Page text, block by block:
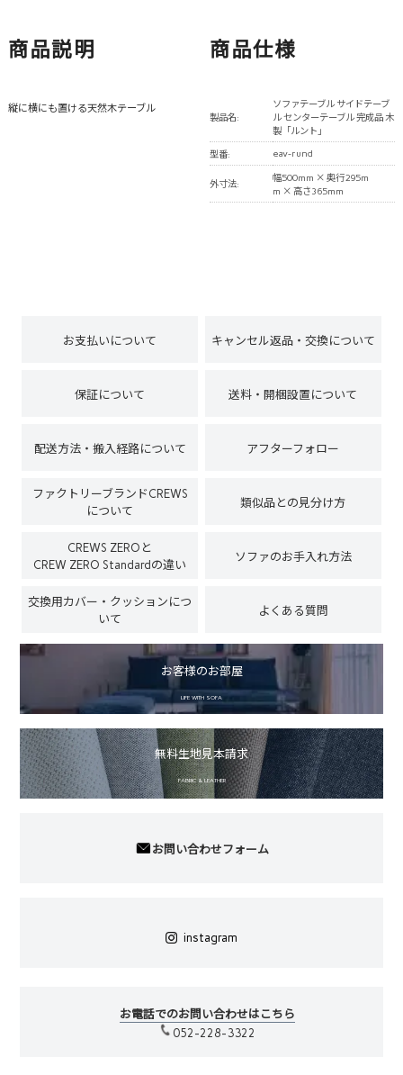
商品説明
縦に横にも置ける天然木テーブル
商品仕様
製品名:
ソファテーブル サイドテーブ
ル センターテーブル 完成品 木
製「ルント」
型番:
eav-rund
外寸法:
幅500mm × 奥行295m
m × 高さ365mm
お支払いについて キャンセル返品・交換について
保証について 送料・開梱設置について
配送方法・搬入経路について アフターフォロー
ファクトリーブランドCREWS
について
類似品との見分け方
CREWS ZEROと
CREW ZERO Standardの違い
ソファのお手入れ方法
交換用カバー・クッションにつ
いて
よくある質問
お客様のお部屋
LIFE WITH SOFA
無料生地見本請求
FABRIC & LEATHER
お問い合わせフォーム
instagram
お電話でのお問い合わせはこちら
052-228-3322